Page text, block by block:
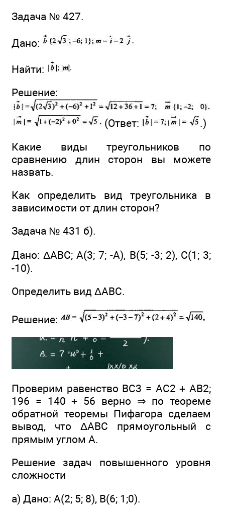
Задача № 427.
Дано:
Найти:
Решение:
(Ответ:
.)
Какие виды треугольников по
сравнению длин сторон вы можете
назвать.
Как определить вид треугольника в
зависимости от длин сторон?
Задача № 431 б).
Дано: ΔАВС; А(3; 7; -А), В(5; -3; 2), С(1; 3;
-10).
Определить вид ΔABC.
Решение:
Проверим равенство BС3 = AC2 + AB2;
196 = 140 + 56 верно ⇒ по теореме
обратной теоремы Пифагора сделаем
вывод, что ΔABC прямоугольный с
прямым углом А.
Решение задач повышенного уровня
сложности
a) Дано: А(2; 5; 8), В(6; 1;0).